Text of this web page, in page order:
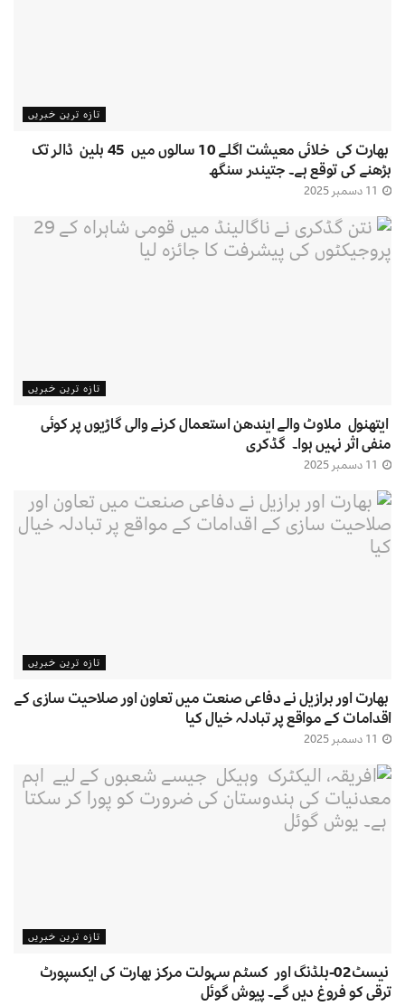
تازہ ترین خبریں
بھارت کی خلائی معیشت اگلے 10 سالوں میں 45 بلین ڈالر تک
بڑھنے کی توقع ہے۔ جتیندر سنگھ
تازہ ترین خبریں
ایتھنول ملاوٹ والے ایندھن استعمال کرنے والی گاڑیوں پر کوئی
منفی اثر نہیں ہوا۔ گڈکری
تازہ ترین خبریں
بھارت اور برازیل نے دفاعی صنعت میں تعاون اور صلاحیت سازی کے
اقدامات کے مواقع پر تبادلہ خیال کیا
تازہ ترین خبریں
نیسٹ02-بلڈنگ اور کسٹم سہولت مرکز بھارت کی ایکسپورٹ
ترقی کو فروغ دیں گے۔ پیوش گوئل